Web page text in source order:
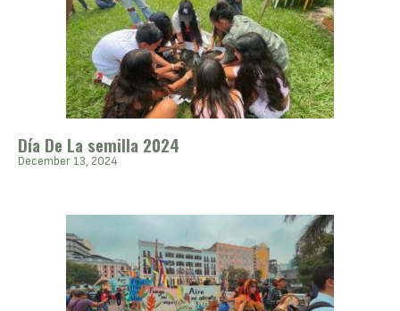
Día De La semilla 2024
December 13, 2024